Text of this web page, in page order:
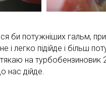
би потужніших гальм,
і легко підійде і більш
на турбобензиновик
нас дійде.